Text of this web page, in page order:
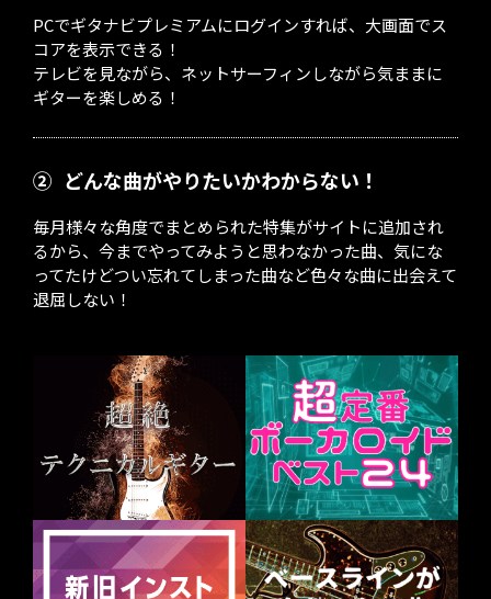
PCでギタナビプレミアムにログインすれば、大画面でス
コアを表示できる！
テレビを見ながら、ネットサーフィンしながら気ままに
ギターを楽しめる！
② どんな曲がやりたいかわからない！
毎月様々な角度でまとめられた特集がサイトに追加され
るから、今までやってみようと思わなかった曲、気にな
ってたけどつい忘れてしまった曲など色々な曲に出会えて
退屈しない！